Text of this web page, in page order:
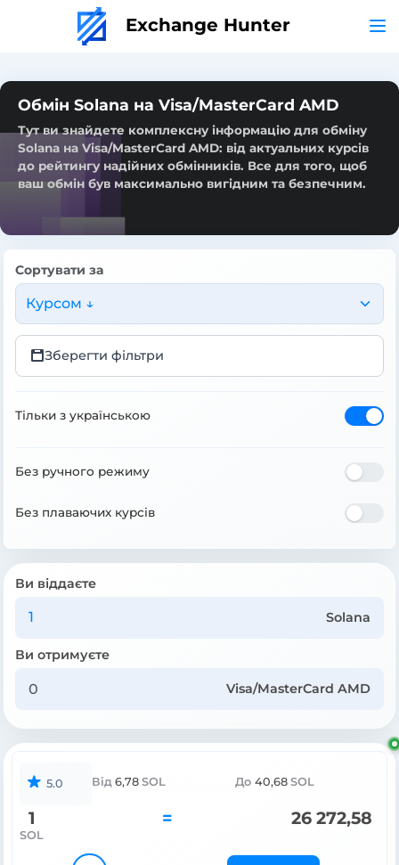
Exchange Hunter
Обмін Solana на Visa/MasterCard AMD
Тут ви знайдете комплексну інформацію для обміну
Solana на Visa/MasterCard AMD: від актуальних курсів
до рейтингу надійних обмінників. Все для того, щоб
ваш обмін був максимально вигідним та безпечним.
Сортувати за
Курсом ↓
Зберегти фільтри
Тільки з українською
Без ручного режиму
Без плаваючих курсів
Ви віддаєте
Solana
Ви отримуєте
Visa/MasterCard AMD
5.0 Від 6,78 SOL До 40,68 SOL
1
SOL
= 26 272,58